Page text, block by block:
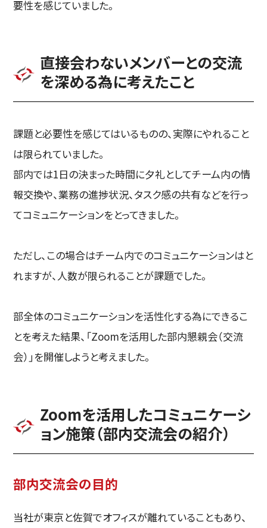
要性を感じていました。
直接会わないメンバーとの交流
を深める為に考えたこと
課題と必要性を感じてはいるものの、実際にやれること
は限られていました。
部内では1日の決まった時間に夕礼としてチーム内の情
報交換や、業務の進捗状況、タスク感の共有などを行っ
てコミュニケーションをとってきました。
ただし、この場合はチーム内でのコミュニケーションはと
れますが、人数が限られることが課題でした。
部全体のコミュニケーションを活性化する為にできるこ
とを考えた結果、「Zoomを活用した部内懇親会（交流
会）」を開催しようと考えました。
Zoomを活用したコミュニケーシ
ョン施策（部内交流会の紹介）
部内交流会の目的
当社が東京と佐賀でオフィスが離れていることもあり、